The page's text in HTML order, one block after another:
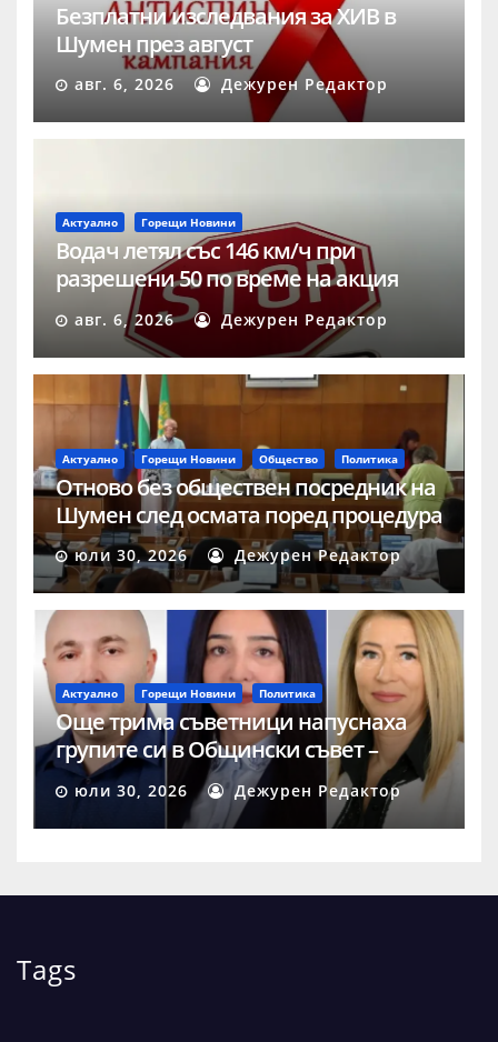
Безплатни изследвания за ХИВ в
Шумен през август
авг. 6, 2026 Дежурен Редактор
Актуално Горещи Новини
Водач летял със 146 км/ч при
разрешени 50 по време на акция
„Скорост“ в Шумен
авг. 6, 2026 Дежурен Редактор
Актуално Горещи Новини Общество Политика
Отново без обществен посредник на
Шумен след осмата поред процедура
юли 30, 2026 Дежурен Редактор
Актуално Горещи Новини Политика
Още трима съветници напуснаха
групите си в Общински съвет –
Шумен
юли 30, 2026 Дежурен Редактор
Tags